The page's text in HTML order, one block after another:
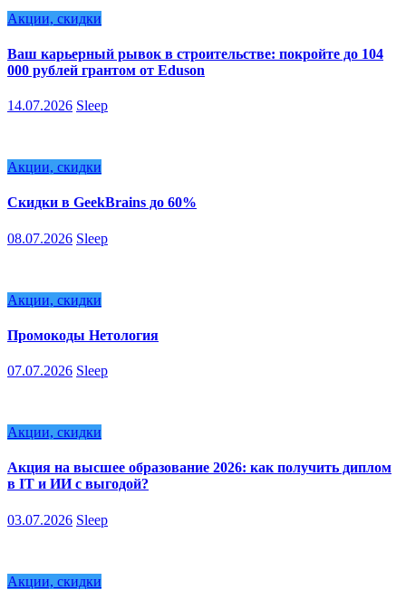
Акции, скидки
Ваш карьерный рывок в строительстве: покройте до 104
000 рублей грантом от Eduson
14.07.2026 Sleep
Акции, скидки
Скидки в GeekBrains до 60%
08.07.2026 Sleep
Акции, скидки
Промокоды Нетология
07.07.2026 Sleep
Акции, скидки
Акция на высшее образование 2026: как получить диплом
в IT и ИИ с выгодой?
03.07.2026 Sleep
Акции, скидки